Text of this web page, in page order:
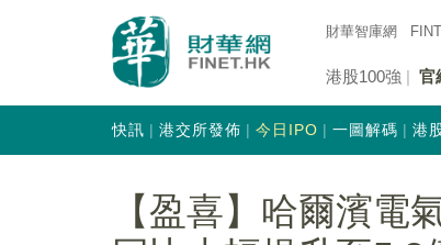
財華智庫網
港股100強 官
快訊 港交所發佈 今日IPO 一圖解碼 港
【盈喜】哈爾濱電